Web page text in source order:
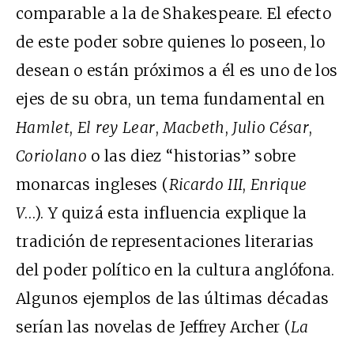
comparable a la de Shakespeare. El efecto
de este poder sobre quienes lo poseen, lo
desean o están próximos a él es uno de los
ejes de su obra, un tema fundamental en
Hamlet, El rey Lear,Macbeth, Julio César,
Coriolano o las diez “historias” sobre
monarcas ingleses (Ricardo III, Enrique
V…). Y quizá esta influencia explique la
tradición de representaciones literarias
del poder político en la cultura anglófona.
Algunos ejemplos de las últimas décadas
serían las novelas de Jeffrey Archer (La